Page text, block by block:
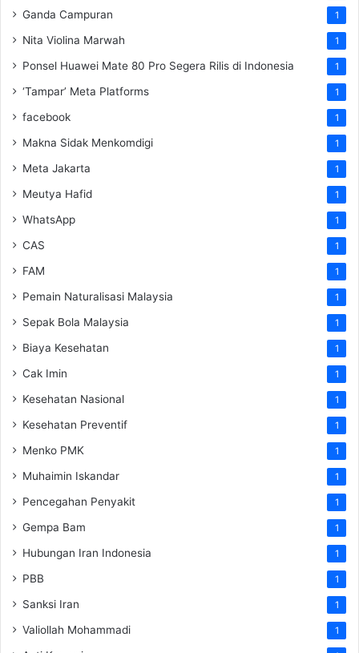
Ganda Campuran 1
Nita Violina Marwah 1
Ponsel Huawei Mate 80 Pro Segera Rilis di Indonesia 1
‘Tampar’ Meta Platforms 1
facebook 1
Makna Sidak Menkomdigi 1
Meta Jakarta 1
Meutya Hafid 1
WhatsApp 1
CAS 1
FAM 1
Pemain Naturalisasi Malaysia 1
Sepak Bola Malaysia 1
Biaya Kesehatan 1
Cak Imin 1
Kesehatan Nasional 1
Kesehatan Preventif 1
Menko PMK 1
Muhaimin Iskandar 1
Pencegahan Penyakit 1
Gempa Bam 1
Hubungan Iran Indonesia 1
PBB 1
Sanksi Iran 1
Valiollah Mohammadi 1